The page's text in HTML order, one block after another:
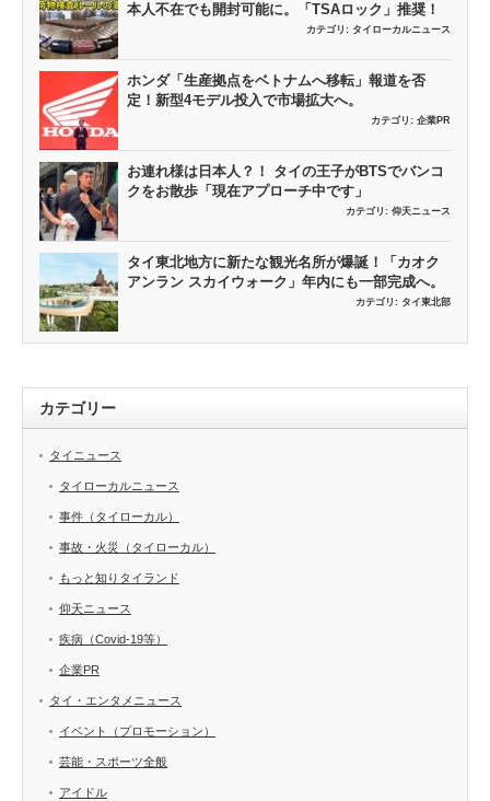
本人不在でも開封可能に。「TSAロック」推奨！
カテゴリ: タイローカルニュース
ホンダ「生産拠点をベトナムへ移転」報道を否
定！新型4モデル投入で市場拡大へ。
カテゴリ: 企業PR
お連れ様は日本人？！ タイの王子がBTSでバンコ
クをお散歩「現在アプローチ中です」
カテゴリ: 仰天ニュース
タイ東北地方に新たな観光名所が爆誕！「カオク
アンラン スカイウォーク」年内にも一部完成へ。
カテゴリ: タイ東北部
カテゴリー
タイニュース
タイローカルニュース
事件（タイローカル）
事故・火災（タイローカル）
もっと知りタイランド
仰天ニュース
疾病（Covid-19等）
企業PR
タイ・エンタメニュース
イベント（プロモーション）
芸能・スポーツ全般
アイドル